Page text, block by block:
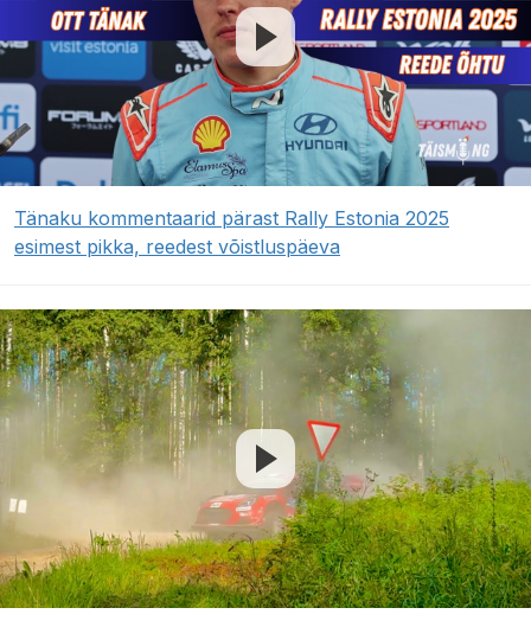
Tänaku kommentaarid pärast Rally Estonia 2025
esimest pikka, reedest võistluspäeva